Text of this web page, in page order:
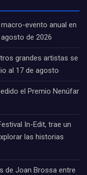
evento anual en
de 2026
grandes artistas se
al 17 de agosto
el Premio Nenúfar
In-Edit, trae un
las historias
de Joan Brossa entre